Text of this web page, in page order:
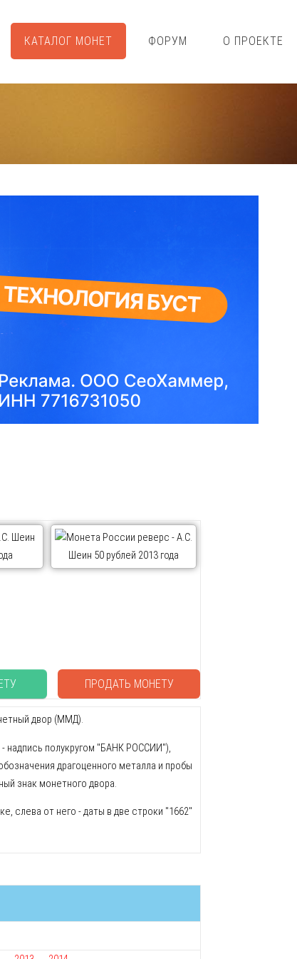
КАТАЛОГ МОНЕТ ФОРУМ О ПРОЕКТЕ
ПРОДАТЬ МОНЕТУ
двор (ММД).
надпись полукругом "БАНК РОССИИ"),
драгоценного металла и пробы
знак монетного двора.
слева от него - даты в две строки "1662"